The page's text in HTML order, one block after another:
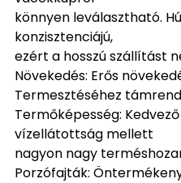
könnyen leválasztható.
konzisztenciájú,
ezért a hosszú szállítást
Növekedés: Erős
Termesztéséhez
Termőképesség:
vízellátottság mellett
nagyon nagy
Porzófajták: